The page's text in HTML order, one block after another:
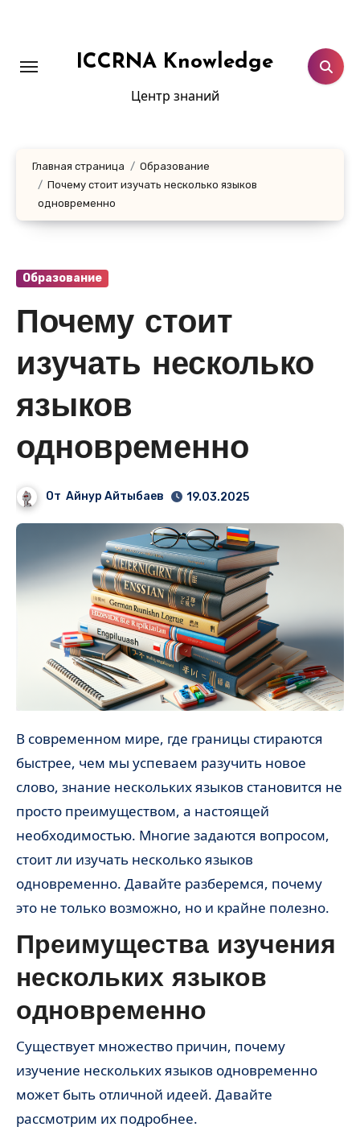
содержаниюICCRNA Knowledge
Центр знаний
Главная страница
Образование
Почему стоит изучать несколько языков
одновременно
Образование
Почему стоит
изучать несколько
языков
одновременно
От Айнур Айтыбаев 19.03.2025
В современном мире, где границы стираются
быстрее, чем мы успеваем разучить новое
слово, знание нескольких языков становится не
просто преимуществом, а настоящей
необходимостью. Многие задаются вопросом,
стоит ли изучать несколько языков
одновременно. Давайте разберемся, почему
это не только возможно, но и крайне полезно.
Преимущества изучения
нескольких языков
одновременно
Существует множество причин, почему
изучение нескольких языков одновременно
может быть отличной идеей. Давайте
рассмотрим их подробнее.